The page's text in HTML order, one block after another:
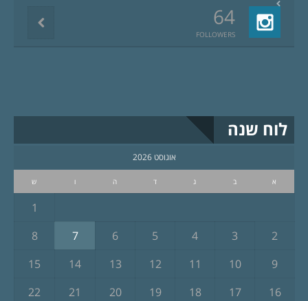
64
FOLLOWERS
לוח שנה
אוגוסט 2026
א ב ג ד ה ו ש
1
2
3
4
5
6
7
8
9
10
11
12
13
14
15
16
17
18
19
20
21
22